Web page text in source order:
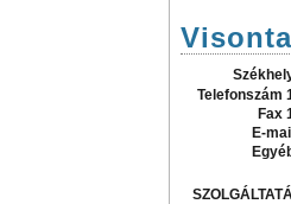
Telefonszám
Fax
E-